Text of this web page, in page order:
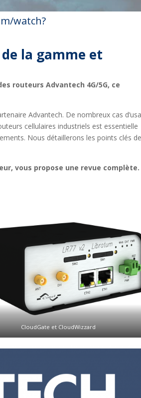
watch?
la gamme et
routeurs Advantech 4G/5G, ce
Advantech. De nombreux cas
cellulaires industriels est essentielle
Nous détaillerons les points clés
vous propose une revue complète.
CloudGate et CloudWizzard